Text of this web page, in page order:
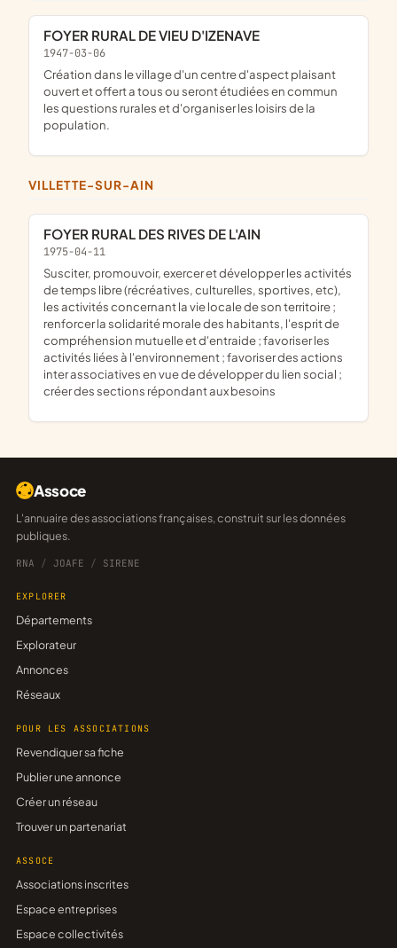
FOYER RURAL DE VIEU D'IZENAVE
1947-03-06
création dans le village d'un centre d'aspect plaisant
ouvert et offert a tous ou seront étudiées en commun
les questions rurales et d'organiser les loisirs de la
population.
VILLETTE-SUR-AIN
FOYER RURAL DES RIVES DE L'AIN
1975-04-11
susciter, promouvoir, exercer et développer les activités
de temps libre (récréatives, culturelles, sportives, etc),
les activités concernant la vie locale de son territoire ;
renforcer la solidarité morale des habitants, l'esprit de
compréhension mutuelle et d'entraide ; favoriser les
activités liées à l'environnement ; favoriser des actions
inter associatives en vue de développer du lien social ;
créer des sections répondant aux besoins
Assoce
L'annuaire des associations françaises, construit sur les données
publiques.
RNA / JOAFE / SIRENE
EXPLORER
Départements
Explorateur
Annonces
Réseaux
POUR LES ASSOCIATIONS
Revendiquer sa fiche
Publier une annonce
Créer un réseau
Trouver un partenariat
ASSOCE
Associations inscrites
Espace entreprises
Espace collectivités